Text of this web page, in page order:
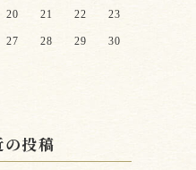
20 21 22 23
27 28 29 30
の投稿